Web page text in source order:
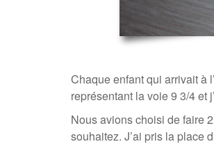
Chaque enfant qui arrivait à
représentant la voie 9 3/4 et
Nous avions choisi de faire
souhaitez. J’ai pris la place